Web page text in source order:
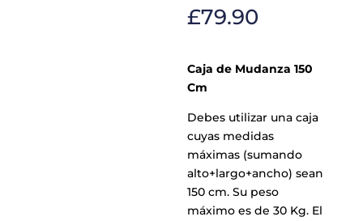
£79.90
Caja de Mudanza 150
Cm
Debes utilizar una caja
cuyas medidas
máximas (sumando
alto+largo+ancho) sean
150 cm. Su peso
máximo es de 30 Kg. El